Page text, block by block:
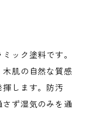
ック塗料です。
肌の自然な質感
します。防汚
ず湿気のみを通